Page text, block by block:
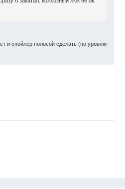
и спойлер полосой сделать (по уровню